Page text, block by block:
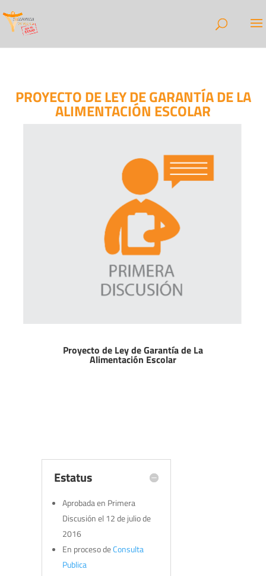
PROYECTO DE LEY DE GARANTÍA DE LA
ALIMENTACIÓN ESCOLAR
Proyecto de Ley de Garantía de La
Alimentación Escolar
Estatus
Aprobada en Primera
Discusión el 12 de julio de
2016
En proceso deConsulta
Publica